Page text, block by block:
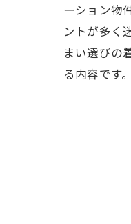
ーション物
ントが多く
まい選びの
る内容です。